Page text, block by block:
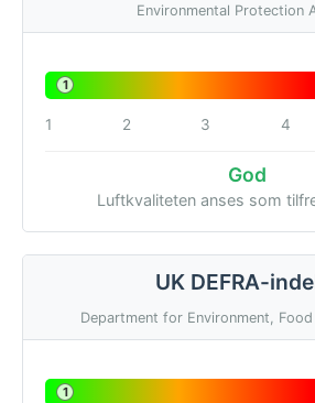
Environmental Protection
1
1 2 3 4
God
Luftkvaliteten anses som
UK DEFRA-
Department for Environment,
1